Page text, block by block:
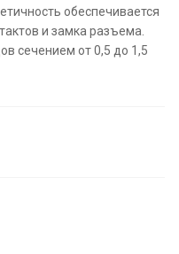
обеспечивается
и замка разъема.
сечением от 0,5 до 1,5